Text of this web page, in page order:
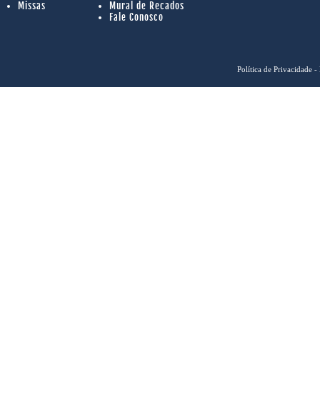
Missas
Mural de Recados
Fale Conosco
Política de Privacidade -